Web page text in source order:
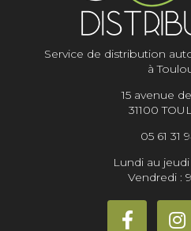
Service de distribution
à
15 avenue
31100
05 61 31
Lundi au jeudi
Vendredi :